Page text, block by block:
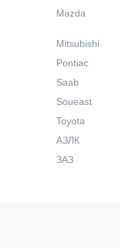
Mazda
Mitsubishi
Pontiac
Saab
Soueast
Toyota
АЗЛК
ЗАЗ